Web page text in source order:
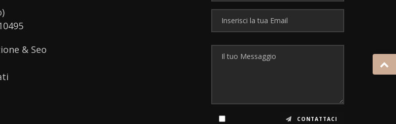
& Seo
CONTATTACI